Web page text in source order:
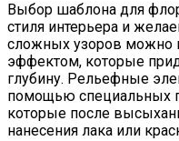
Выбор шаблона для
стиля интерьера и
сложных узоров можно
эффектом, которые
глубину. Рельефные
помощью специальных
которые после
нанесения лака или